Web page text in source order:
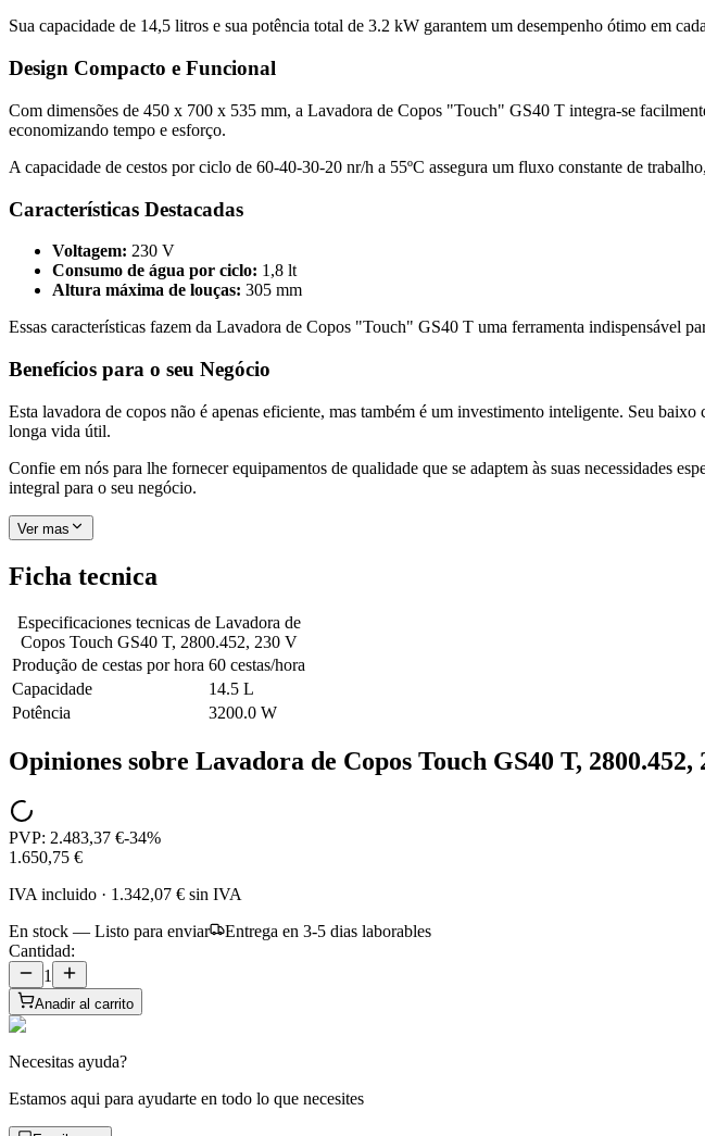
Sua capacidade de 14,5 litros e sua potência total de 3.2 kW garantem um desempenho ótimo em
Design Compacto e Funcional
Com dimensões de 450 x 700 x 535 mm, a Lavadora de Copos "Touch" GS40 T integra-se
economizando tempo e esforço.
A capacidade de cestos por ciclo de 60-40-30-20 nr/h a 55ºC assegura um fluxo constante de
Características Destacadas
Voltagem: 230 V
Consumo de água por ciclo: 1,8 lt
Altura máxima de louças: 305 mm
Essas características fazem da Lavadora de Copos "Touch" GS40 T uma ferramenta indispensável
Benefícios para o seu Negócio
Esta lavadora de copos não é apenas eficiente, mas também é um investimento inteligente. Seu
longa vida útil.
Confie em nós para lhe fornecer equipamentos de qualidade que se adaptem às suas necessidades
integral para o seu negócio.
Ver mas
Ficha tecnica
Especificaciones tecnicas de Lavadora de
Copos Touch GS40 T, 2800.452, 230 V
Produção de cestas por hora 60 cestas/hora
Capacidade
14.5 L
Potência
3200.0 W
Opiniones sobre Lavadora de Copos Touch GS40 T, 2800.452,
PVP: 2.483,37 €-34%
1.650,75 €
IVA incluido · 1.342,07 € sin IVA
En stock — Listo para enviar
Entrega en 3-5 dias laborables
Cantidad:
1
Anadir al carrito
Necesitas ayuda?
Estamos aqui para ayudarte en todo lo que necesites